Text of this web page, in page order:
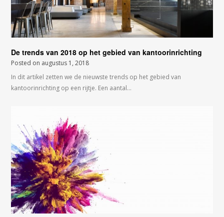
De trends van 2018 op het gebied van kantoorinrichting
Posted on augustus 1, 2018
In dit artikel zetten we de nieuwste trends op het gebied van
kantoorinrichting op een rijtje. Een aantal…